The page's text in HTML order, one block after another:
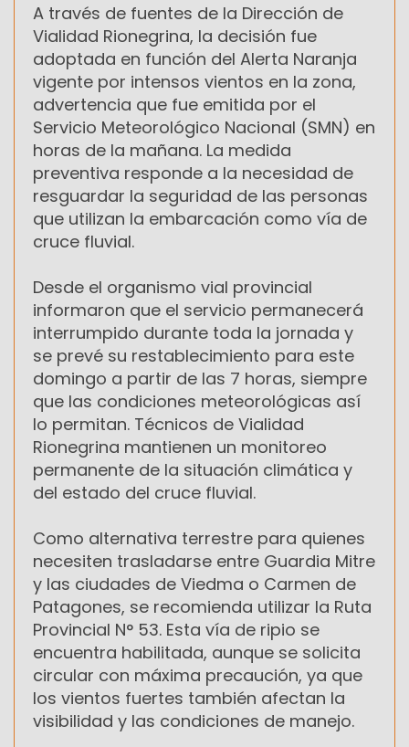
A través de fuentes de la Dirección de
Vialidad Rionegrina, la decisión fue
adoptada en función del Alerta Naranja
vigente por intensos vientos en la zona,
advertencia que fue emitida por el
Servicio Meteorológico Nacional (SMN) en
horas de la mañana. La medida
preventiva responde a la necesidad de
resguardar la seguridad de las personas
que utilizan la embarcación como vía de
cruce fluvial.
Desde el organismo vial provincial
informaron que el servicio permanecerá
interrumpido durante toda la jornada y
se prevé su restablecimiento para este
domingo a partir de las 7 horas, siempre
que las condiciones meteorológicas así
lo permitan. Técnicos de Vialidad
Rionegrina mantienen un monitoreo
permanente de la situación climática y
del estado del cruce fluvial.
Como alternativa terrestre para quienes
necesiten trasladarse entre Guardia Mitre
y las ciudades de Viedma o Carmen de
Patagones, se recomienda utilizar la Ruta
Provincial N° 53. Esta vía de ripio se
encuentra habilitada, aunque se solicita
circular con máxima precaución, ya que
los vientos fuertes también afectan la
visibilidad y las condiciones de manejo.